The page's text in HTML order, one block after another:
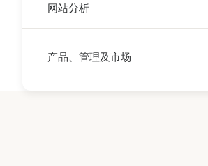
网站分析
产品、管理及市场